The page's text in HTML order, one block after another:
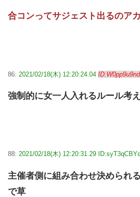
合コンってサジェスト出るのア
86: 2021/02/18(木) 12:20:24.04 ID:W0pp9u9nd
強制的に女一人入れるルール考
88: 2021/02/18(木) 12:20:31.29 ID:syT3qCBYd
主催者側に組み合わせ決められ
で草